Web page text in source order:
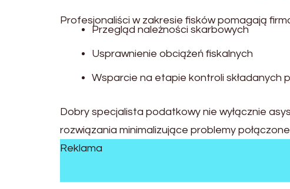
Profesjonaliści w zakresie fisków pomagają
Przegląd należności skarbowych
Usprawnienie obciążeń fiskalnych
Wsparcie na etapie kontroli składanych
Dobry specjalista podatkowy nie wyłącznie
rozwiązania minimalizujące problemy
Reklama